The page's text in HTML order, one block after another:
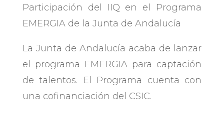
Participación del IIQ en el Programa
EMERGIA de la Junta de Andalucía
La Junta de Andalucía acaba de lanzar
el programa EMERGIA para captación
de talentos. El Programa cuenta con
una cofinanciación del CSIC.